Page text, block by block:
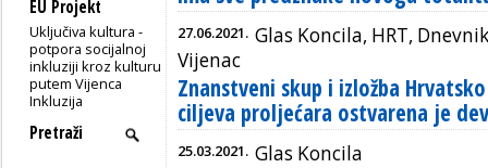
EU Projekt
Uključiva kultura -
potpora socijalnoj
inkluziji kroz kulturu
putem Vijenca
Inkluzija
27.06.2021. Glas Koncila, HRT,
Vijenac
Znanstveni skup i izložba
ciljeva proljećara ostvarena je
25.03.2021. Glas Koncila